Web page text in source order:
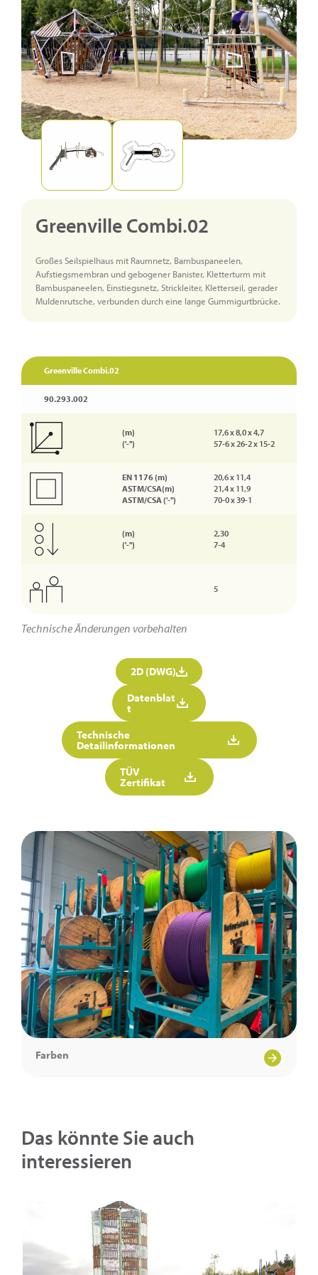
Greenville Combi.02
Großes Seilspielhaus mit Raumnetz, Bambuspaneelen,
Aufstiegsmembran und gebogener Banister, Kletterturm mit
Bambuspaneelen, Einstiegsnetz, Strickleiter, Kletterseil, gerader
Muldenrutsche, verbunden durch eine lange Gummigurtbrücke.
Greenville Combi.02
90.293.002
(m)
('-'')
17,6 x 8,0 x 4,7
57-6 x 26-2 x 15-2
EN 1176 (m)
ASTM/CSA(m)
ASTM/CSA ('-'')
20,6 x 11,4
21,4 x 11,9
70-0 x 39-1
(m)
('-'')
2,30
7-4
5
Technische Änderungen vorbehalten
2D (DWG)
Datenblat
t
Technische
Detailinformationen
TÜV
Zertifikat
Farben
Das könnte Sie auch
interessieren